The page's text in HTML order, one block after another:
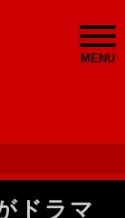
MENU
ドラマ